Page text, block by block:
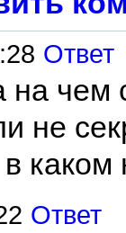
Ответ
чем
не
в
Ответ